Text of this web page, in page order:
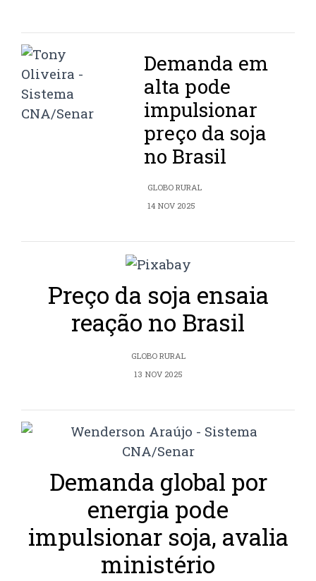
Demanda em
alta pode
impulsionar
preço da soja
no Brasil
GLOBO RURAL
14 NOV 2025
Preço da soja ensaia
reação no Brasil
GLOBO RURAL
13 NOV 2025
Demanda global por
energia pode
impulsionar soja, avalia
ministério